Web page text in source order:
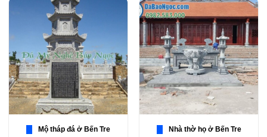
Mộ tháp đá ở Bến Tre Nhà thờ họ ở Bến Tre